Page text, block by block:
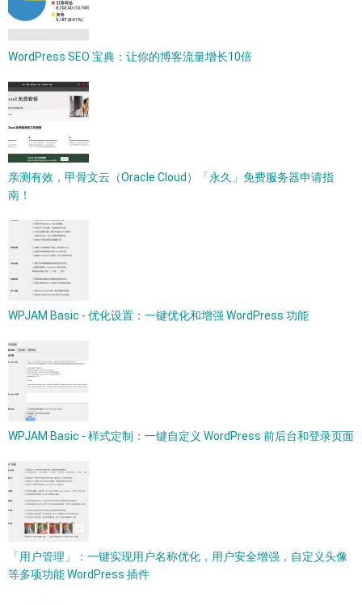
WordPress SEO 宝典：让你的博客流量增长10倍
亲测有效，甲骨文云（Oracle Cloud）「永久」免费服务器申请指
南！
WPJAM Basic - 优化设置：一键优化和增强 WordPress 功能
WPJAM Basic - 样式定制：一键自定义 WordPress 前后台和登录页面
「用户管理」：一键实现用户名称优化，用户安全增强，自定义头像
等多项功能 WordPress 插件